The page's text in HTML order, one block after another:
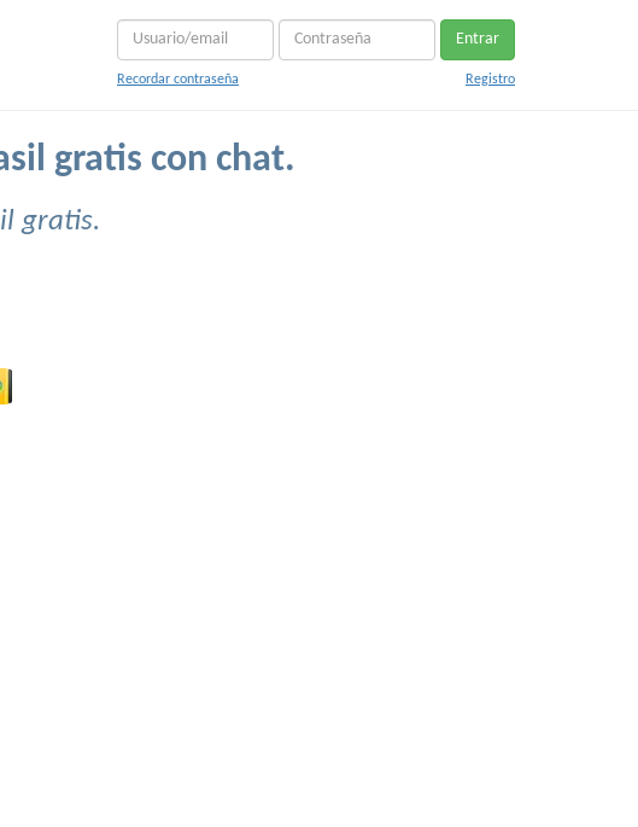
Entrar
Recordar contraseña Registro
gratis con chat.
gratis.